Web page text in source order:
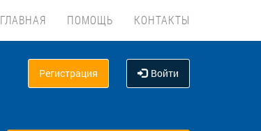
ГЛАВНАЯ ПОМОЩЬ КОНТАКТЫ
Регистрация Войти